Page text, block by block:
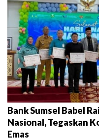
Bank Sumsel Babel
Nasional, Tegaskan
Emas